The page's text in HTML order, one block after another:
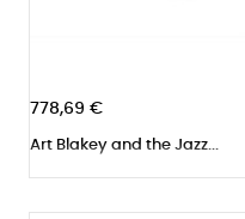
778,69 €
Art Blakey and the Jazz...